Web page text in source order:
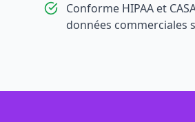
Conforme HIPAA et
données commerciales